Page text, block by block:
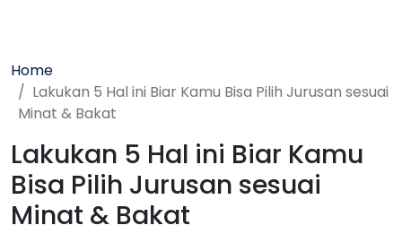
Home
Lakukan 5 Hal ini Biar Kamu Bisa Pilih Jurusan sesuai
Minat & Bakat
Lakukan 5 Hal ini Biar Kamu
Bisa Pilih Jurusan sesuai
Minat & Bakat